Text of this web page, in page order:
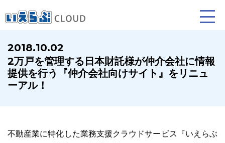
賃貸仲介
業務向け機能
売買仲介 賃貸管理
2018.10.02
2万戸を管理する日本財託様が仲介会社に情報
提供を行う『仲介会社向けサイト』をリニュ
ーアル！
不動産業に特化した業務支援クラウドサービス『いえらぶ